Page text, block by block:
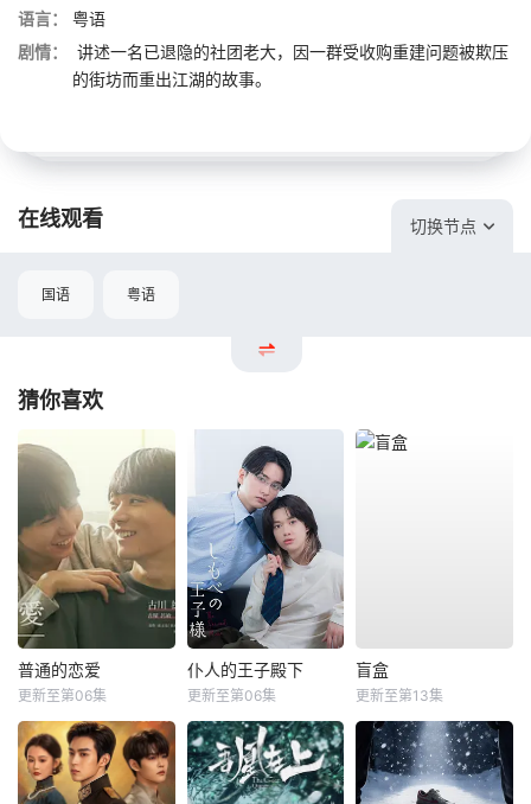
语言：
粤语
剧情：
讲述一名已退隐的社团老大，因一群受收购重建问题被欺压
的街坊而重出江湖的故事。
在线观看 切换节点
国语 粤语
猜你喜欢
普通的恋爱
更新至第06集
仆人的王子殿下
更新至第06集
盲盒
更新至第13集